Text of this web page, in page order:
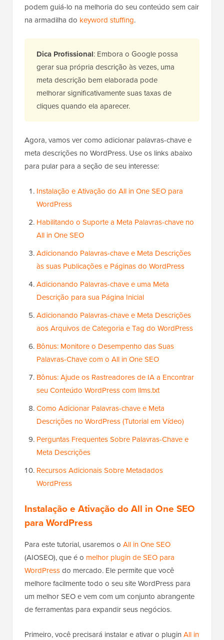
podem guiá-lo na melhoria do seu conteúdo sem cair
na armadilha do keyword stuffing.
Dica Profissional: Embora o Google possa
gerar sua própria descrição às vezes, uma
meta descrição bem elaborada pode
melhorar significativamente suas taxas de
cliques quando ela aparecer.
Agora, vamos ver como adicionar palavras-chave e
meta descrições no WordPress. Use os links abaixo
para pular para a seção de seu interesse:
Instalação e Ativação do All in One SEO para
WordPress
Habilitando o Suporte a Meta Palavras-chave no
All in One SEO
Adicionando Palavras-chave e Meta Descrições
às suas Publicações e Páginas do WordPress
Adicionando Palavras-chave e uma Meta
Descrição para sua Página Inicial
Adicionando Palavras-chave e Meta Descrições
aos Arquivos de Categoria e Tag do WordPress
Bônus: Monitore o Desempenho das Suas
Palavras-Chave com o All in One SEO
Bônus: Ajude os Rastreadores de IA a Encontrar
seu Conteúdo WordPress com llms.txt
Como Adicionar Palavras-chave e Meta
Descrições no WordPress (Tutorial em Vídeo)
Perguntas Frequentes Sobre Palavras-Chave e
Meta Descrições
Recursos Adicionais Sobre Metadados
WordPress
Instalação e Ativação do All in One SEO
para WordPress
Para este tutorial, usaremos o All in One SEO
(AIOSEO), que é o melhor plugin de SEO para
WordPressdo mercado. Ele permite que você
melhore facilmente todo o seu site WordPress para
um melhor SEO e vem com um conjunto abrangente
de ferramentas para expandir seus negócios.
Primeiro, você precisará instalar e ativar o plugin All in